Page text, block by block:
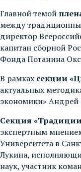
Главной темой
между
директор
капитан сборной
Фонда Потанина
В рамках секции
актуальных
экономики» Андрей
Секция
экспертным
Университета в
Лукина,
наук, участник